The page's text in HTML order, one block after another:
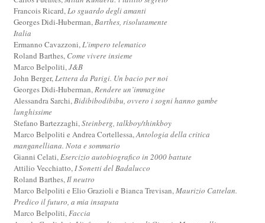
Francois Ricard,Lo sguardo degli amanti
Georges Didi-Huberman,Barthes, risolutamente
Italia
Ermanno Cavazzoni,L'impero telematico
Roland Barthes, Come vivere insieme
Marco Belpoliti,J&B
John Berger,Lettera da Parigi. Un bacio per noi
Georges Didi-Huberman,Rendere un’immagine
Alessandra Sarchi,Bidibibodibibu, ovvero i sogni hanno gambe
lunghissime
Stefano Bartezzaghi,Steinberg, talkboy/thinkboy
Marco Belpoliti e Andrea Cortellessa,Antologia della critica
manganelliana. Nota e sommario
Gianni Celati,Esercizio autobiografico in 2000 battute
Attilio Vecchiatto,I Sonetti del Badalucco
Roland Barthes,Il neutro
Marco Belpoliti e Elio Grazioli e Bianca Trevisan,Maurizio Cattelan.
Predico il futuro, a mia insaputa
Marco Belpoliti,Faccia